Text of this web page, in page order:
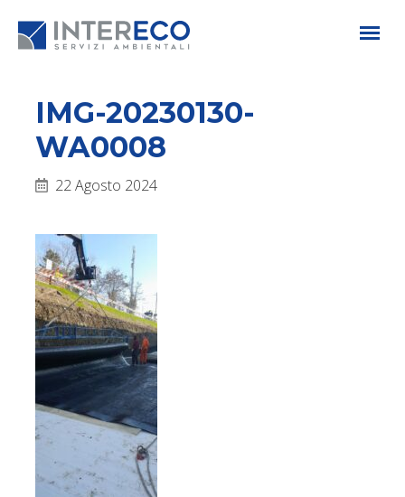
IMG-20230130-
WA0008
22 Agosto 2024